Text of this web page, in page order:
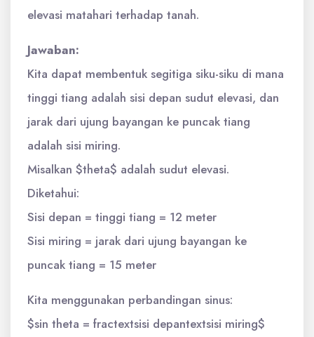
elevasi matahari terhadap tanah.
Jawaban:
Kita dapat membentuk segitiga siku-siku di mana
tinggi tiang adalah sisi depan sudut elevasi, dan
jarak dari ujung bayangan ke puncak tiang
adalah sisi miring.
Misalkan $theta$ adalah sudut elevasi.
Diketahui:
Sisi depan = tinggi tiang = 12 meter
Sisi miring = jarak dari ujung bayangan ke
puncak tiang = 15 meter
Kita menggunakan perbandingan sinus:
$sin theta = fractextsisi depantextsisi miring$